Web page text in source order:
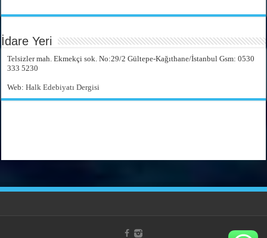
İdare Yeri
Telsizler mah. Ekmekçi sok. No:29/2 Gültepe-Kağıthane/İstanbul Gsm: 0530
333 5230
Web:Halk Edebiyatı Dergisi